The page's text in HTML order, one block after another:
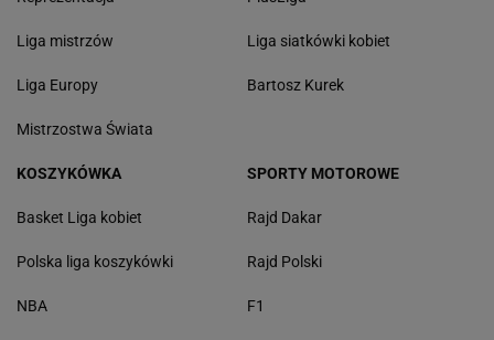
Liga mistrzów
Liga Europy
Mistrzostwa Świata
Liga siatkówki kobiet
Bartosz Kurek
KOSZYKÓWKA
Basket Liga kobiet
Polska liga koszykówki
NBA
SPORTY MOTOROWE
Rajd Dakar
Rajd Polski
F1